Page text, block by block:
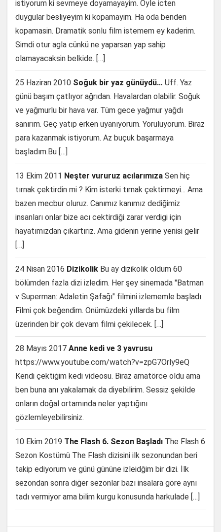
istiyorum ki sevmeye doyamayayim. Öyle icten
duygular besliyeyim ki kopamayim. Ha oda benden
kopamasin. Dramatik sonlu film istemem ey kaderim.
Simdi otur agla cünkü ne yaparsan yap sahip
olamayacaksin belkide. […]
25 Haziran 2010 Soğuk bir yaz günüydü… Uff. Yaz
günü başım çatlıyor ağrıdan. Havalardan olabilir. Soğuk
ve yağmurlu bir hava var. Tüm gece yağmur yağdı
sanırım. Geç yatıp erken uyanıyorum. Yoruluyorum. Biraz
para kazanmak istiyorum. Az buçuk başarmaya
başladım.Bu […]
13 Ekim 2011 Neşter vururuz acılarımıza Sen hiç
tırnak çektirdin mi ? Kim isterki tırnak çektirmeyi... Ama
bazen mecbur oluruz. Canımız kanımız dediğimiz
insanları onlar bize acı cektirdiği zarar verdigi için
hayatımızdan çıkartırız. Ama gidenin yerine yenisi gelir
[…]
24 Nisan 2016 Dizikolik Bu ay dizikolik oldum 60
bölümden fazla dizi izledim. Her şey sinemada "Batman
v Superman: Adaletin Şafağı" filmini izlememle başladı.
Filmi çok beğendim. Önümüzdeki yıllarda bu film
üzerinden bir çok devam filmi çekilecek. […]
28 Mayıs 2017 Anne kedi ve 3 yavrusu
https://www.youtube.com/watch?v=zpG7Orly9eQ
Kendi çektiğim kedi videosu. Biraz amatörce oldu ama
ben buna anı yakalamak da diyebilirim. Sessiz şekilde
onların doğal ortamında neler yaptığını
gözlemleyebilirsiniz.
10 Ekim 2019 The Flash 6. Sezon Başladı The Flash 6
Sezon Kostümü The Flash dizisini ilk sezonundan beri
takip ediyorum ve günü gününe izleidğim bir dizi. İlk
sezondan sonra diğer sezonlar bazı insalara göre aynı
tadı vermiyor ama bilim kurgu konusunda harkulade […]